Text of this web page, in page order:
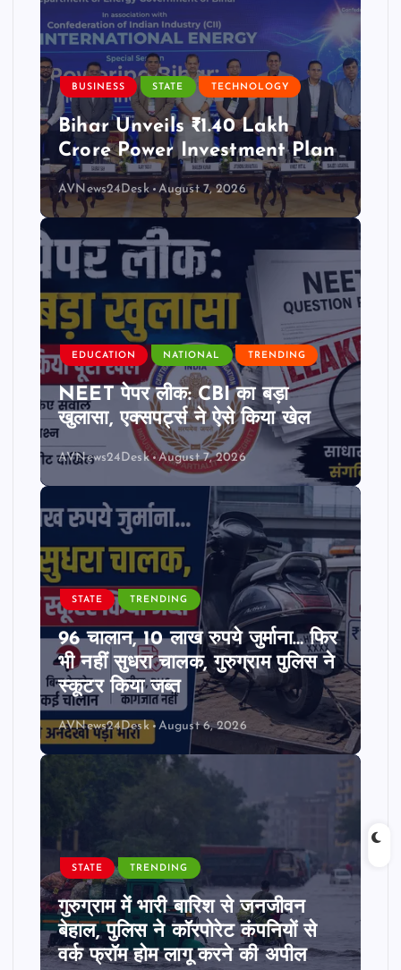
BUSINESS STATE TECHNOLOGY
Bihar Unveils ₹1.40 Lakh
Crore Power Investment Plan
AVNews24Desk August 7, 2026
EDUCATION NATIONAL TRENDING
NEET पेपर लीक: CBI का बड़ा
खुलासा, एक्सपर्ट्स ने ऐसे किया खेल
AVNews24Desk August 7, 2026
STATE TRENDING
96 चालान, 10 लाख रुपये जुर्माना… फिर
भी नहीं सुधरा चालक, गुरुग्राम पुलिस ने
स्कूटर किया जब्त
AVNews24Desk August 6, 2026
STATE TRENDING
गुरुग्राम में भारी बारिश से जनजीवन
बेहाल, पुलिस ने कॉरपोरेट कंपनियों से
वर्क फ्रॉम होम लागू करने की अपील